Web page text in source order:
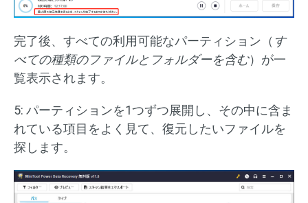
完了後、すべての利用可能なパーティション（ す
べての種類のファイルとフォルダーを含む）が一
覧表示されます。
5: パーティションを1つずつ展開し、その中に含ま
れている項目をよく見て、復元したいファイルを
探します。